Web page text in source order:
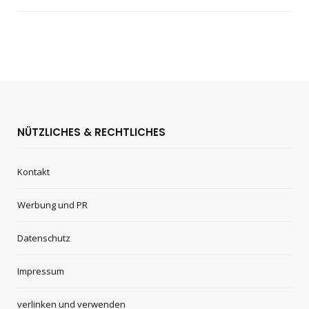
NÜTZLICHES & RECHTLICHES
Kontakt
Werbung und PR
Datenschutz
Impressum
verlinken und verwenden